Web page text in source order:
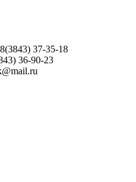
37-35-18
36-90-23